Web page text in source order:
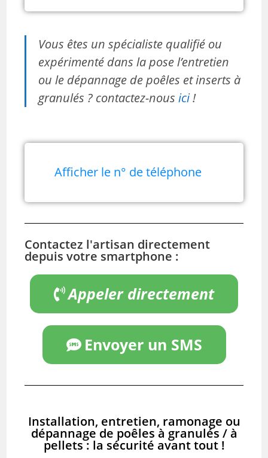
Vous êtes un spécialiste qualifié ou
expérimenté dans la pose l’entretien
ou le dépannage de poêles et inserts à
granulés ? contactez-nousici!
Afficher le n° de téléphone
Contactez l'artisan directement
depuis votre smartphone :
Appeler directement
Envoyer un SMS
Installation, entretien, ramonage ou
dépannage de poêles à granulés / à
pellets : la sécurité avant tout !